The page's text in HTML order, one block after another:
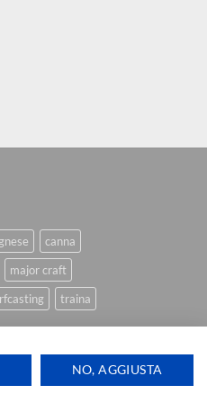
canna
major craft
traina
NO, AGGIUSTA